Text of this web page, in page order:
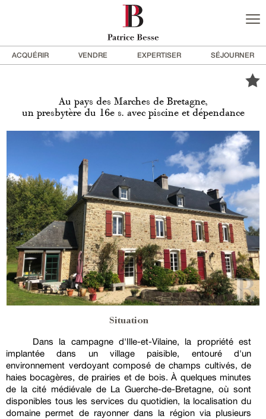
ACQUÉRIR VENDRE EXPERTISER SÉJOURNER
Au pays des Marches de Bretagne,
un presbytère du 16e s. avec piscine et dépendance
Situation
Dans la campagne d'Ille-et-Vilaine, la propriété est
implantée dans un village paisible, entouré d'un
environnement verdoyant composé de champs cultivés, de
haies bocagères, de prairies et de bois. À quelques minutes
de la cité médiévale de La Guerche-de-Bretagne, où sont
disponibles tous les services du quotidien, la localisation du
domaine permet de rayonner dans la région via plusieurs